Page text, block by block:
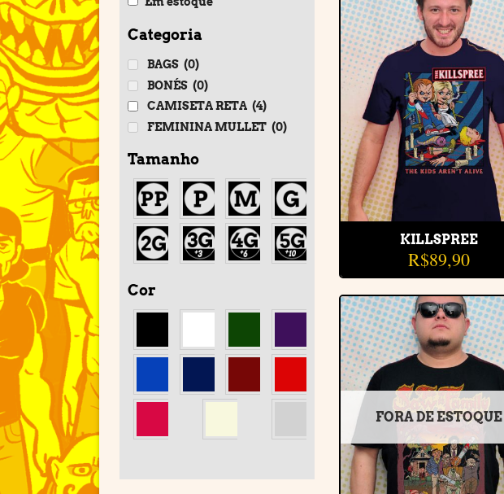
Categoria
BAGS (0)
BONÉS (0)
CAMISETA RETA (4)
FEMININA MULLET (0)
Tamanho
Cor
' ' ' '
' ' '
à lista
KILLSPREE
R$89,90
à lista
FORA DE ESTOQUE